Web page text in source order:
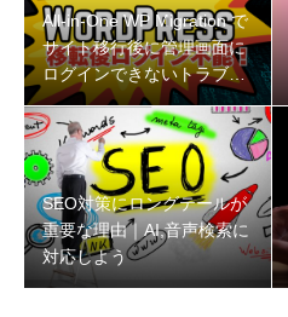
All-in-One WP Migration で
サイト移行後に管理画面に
ログインできないトラブル
と解決策
SEO対策にロングテールが
重要な理由｜AI,音声検索に
対応しよう